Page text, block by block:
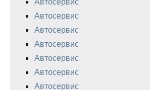
Автосервис
Автосервис
Автосервис
Автосервис
Автосервис
Автосервис